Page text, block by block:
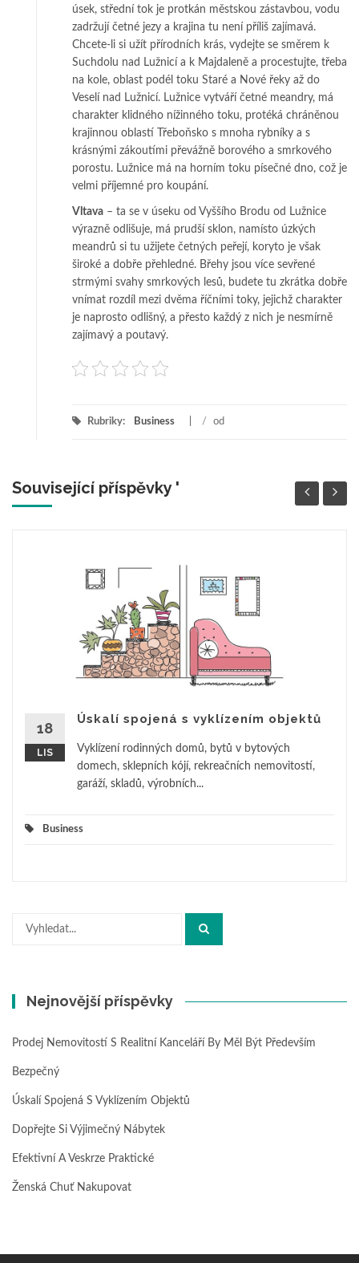
úsek, střední tok je protkán městskou zástavbou, vodu
zadržují četné jezy a krajina tu není příliš zajímavá.
Chcete-li si užít přírodních krás, vydejte se směrem k
Suchdolu nad Lužnicí a k Majdaleně a procestujte, třeba
na kole, oblast podél toku Staré a Nové řeky až do
Veselí nad Lužnicí. Lužnice vytváří četné meandry, má
charakter klidného nížinného toku, protéká chráněnou
krajinnou oblastí Třeboňsko s mnoha rybníky a s
krásnými zákoutími převážně borového a smrkového
porostu. Lužnice má na horním toku písečné dno, což je
velmi příjemné pro koupání.
Vltava – ta se v úseku od Vyššího Brodu od Lužnice
výrazně odlišuje, má prudší sklon, namísto úzkých
meandrů si tu užijete četných peřejí, koryto je však
široké a dobře přehledné. Břehy jsou více sevřené
strmými svahy smrkových lesů, budete tu zkrátka dobře
vnímat rozdíl mezi dvěma říčními toky, jejichž charakter
je naprosto odlišný, a přesto každý z nich je nesmírně
zajímavý a poutavý.
Rubriky: Business / od
Související příspěvky '
18
LIS
Úskalí spojená s vyklízením objektů
Vyklízení rodinných domů, bytů v bytových
domech, sklepních kójí, rekreačních nemovitostí,
garáží, skladů, výrobních...
Business
Hledat:
Nejnovější příspěvky
Prodej Nemovitostí S Realitní Kanceláří By Měl Být Především
Bezpečný
Úskalí Spojená S Vyklízením Objektů
Dopřejte Si Výjimečný Nábytek
Efektivní A Veskrze Praktické
Ženská Chuť Nakupovat